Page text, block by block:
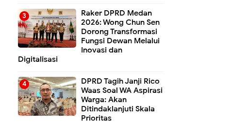
Raker DPRD Medan
2026: Wong Chun Sen
Dorong Transformasi
Fungsi Dewan Melalui
Inovasi dan
Digitalisasi
DPRD Tagih Janji Rico
Waas Soal WA Aspirasi
Warga: Akan
Ditindaklanjuti Skala
Prioritas